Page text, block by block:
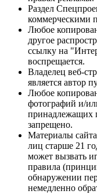
Раздел
коммерческими
Любое
другое
ссылку на
воспрещается.
Владелец веб-
является автор
Любое
фотографий и/
принадлежащих
запрещено.
Материалы
лиц старше 21
может вызвать
правила
обнаружении
немедленно